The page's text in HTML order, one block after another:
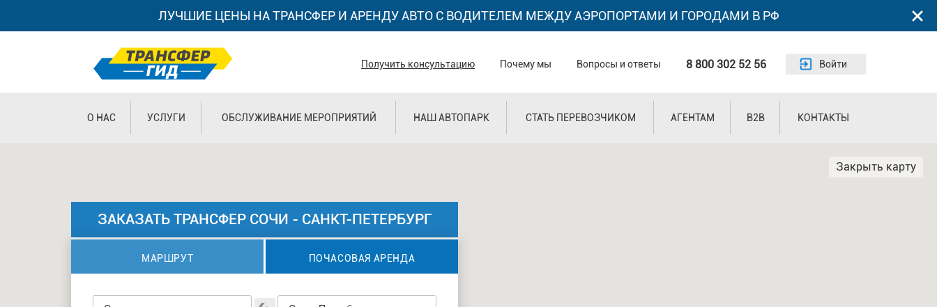
ЛУЧШИЕ ЦЕНЫ НА ТРАНСФЕР И АРЕНДУ АВТО С ВОДИТЕЛЕМ МЕЖДУ АЭРОПОРТАМИ И ГОРОДАМИ В РФ
Получить консультацию Почему мы Вопросы и ответы 8 800 302 52 56 Войти
О НАС УСЛУГИ ОБСЛУЖИВАНИЕ МЕРОПРИЯТИЙ НАШ АВТОПАРК СТАТЬ ПЕРЕВОЗЧИКОМ АГЕНТАМ B2B КОНТАКТЫ
Закрыть карту
ЗАКАЗАТЬ ТРАНСФЕР СОЧИ - САНКТ-ПЕТЕРБУРГ
МАРШРУТ ПОЧАСОВАЯ АРЕНДА